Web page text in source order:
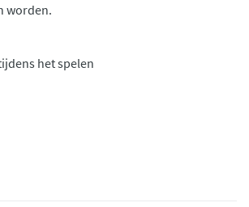
worden.
het spelen